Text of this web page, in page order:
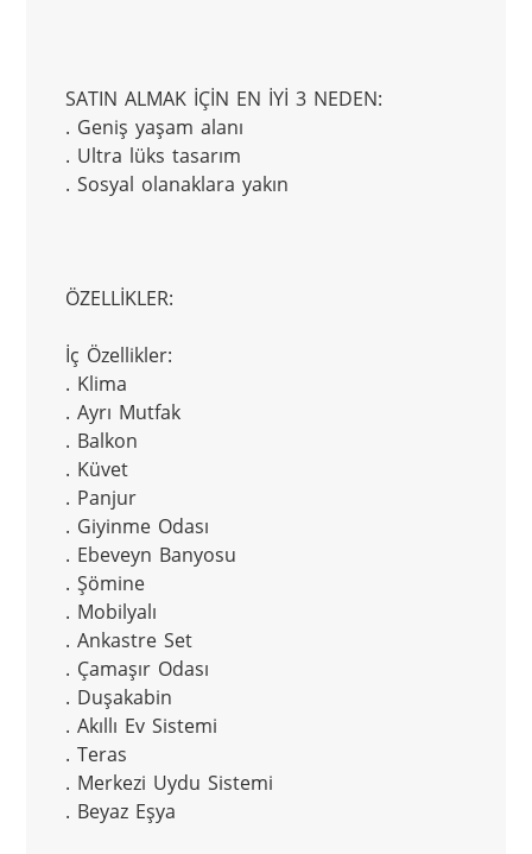
SATIN ALMAK İÇİN EN İYİ 3 NEDEN:
. Geniş yaşam alanı
. Ultra lüks tasarım
. Sosyal olanaklara yakın
ÖZELLİKLER:
İç Özellikler:
. Klima
. Ayrı Mutfak
. Balkon
. Küvet
. Panjur
. Giyinme Odası
. Ebeveyn Banyosu
. Şömine
. Mobilyalı
. Ankastre Set
. Çamaşır Odası
. Duşakabin
. Akıllı Ev Sistemi
. Teras
. Merkezi Uydu Sistemi
. Beyaz Eşya